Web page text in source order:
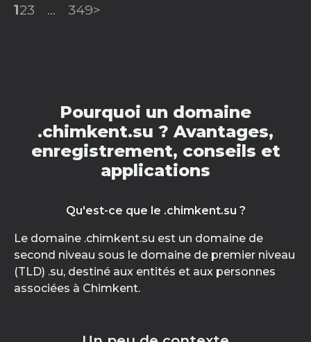
123 ... 349>
Pourquoi un domaine
.chimkent.su ? Avantages,
enregistrement, conseils et
applications
Qu'est-ce que le .chimkent.su ?
Le domaine .chimkent.su est un domaine de
second niveau sous le domaine de premier niveau
(TLD) .su, destiné aux entités et aux personnes
associées à Chimkent.